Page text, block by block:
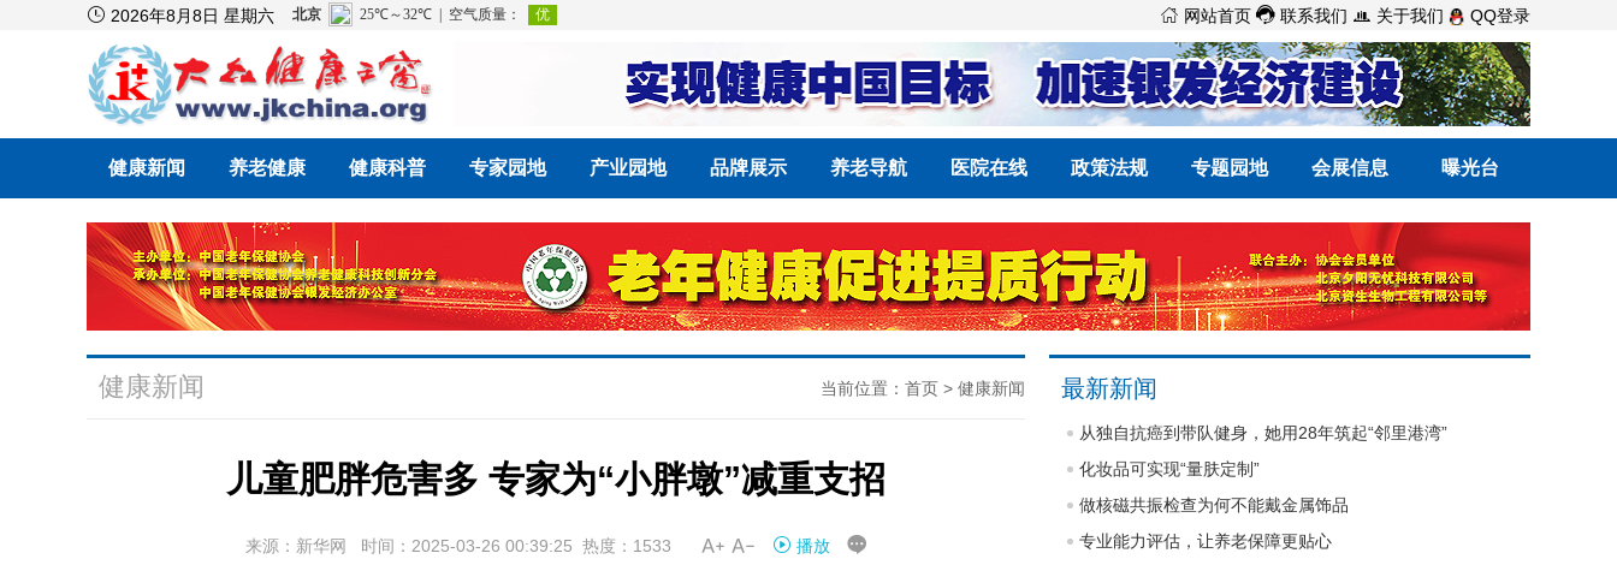
 2026年8月8日 星期六  网站首页  联系我们  关于我们 QQ登录
健康新闻 养老健康 健康科普 专家园地 产业园地 品牌展示 养老导航 医院在线 政策法规 专题园地 会展信息 曝光台
健康新闻 当前位置： 首页 > 健康新闻
儿童肥胖危害多 专家为“小胖墩”减重支招
来源：新华网 时间：2025-03-26 00:39:25 热度：1533  播放 
最新新闻
从独自抗癌到带队健身，她用28年筑起“邻里港湾”
化妆品可实现“量肤定制”
做核磁共振检查为何不能戴金属饰品
专业能力评估，让养老保障更贴心